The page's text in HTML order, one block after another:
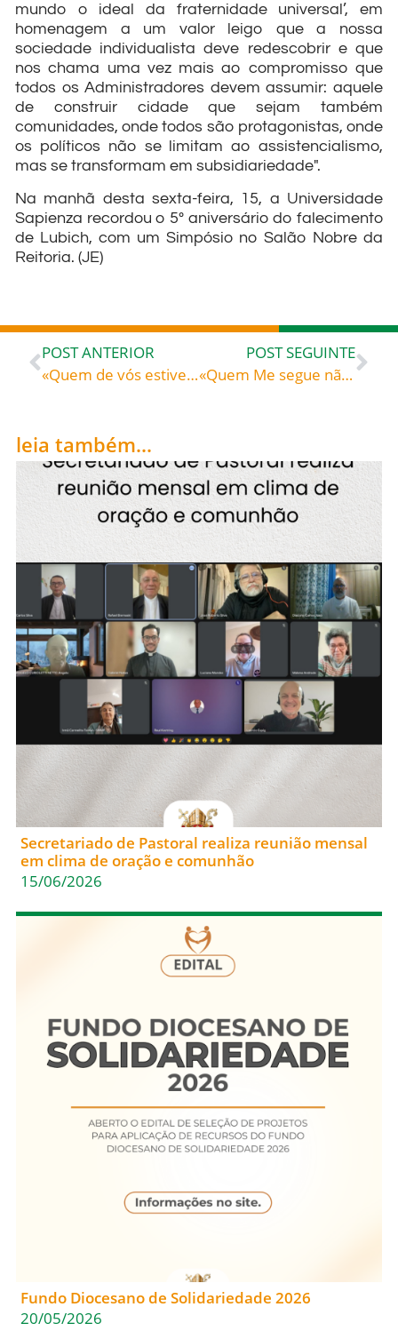
mundo o ideal da fraternidade universal’, em
homenagem a um valor leigo que a nossa
sociedade individualista deve redescobrir e que
nos chama uma vez mais ao compromisso que
todos os Administradores devem assumir: aquele
de construir cidade que sejam também
comunidades, onde todos são protagonistas, onde
os políticos não se limitam ao assistencialismo,
mas se transformam em subsidiariedade".
Na manhã desta sexta-feira, 15, a Universidade
Sapienza recordou o 5º aniversário do falecimento
de Lubich, com um Simpósio no Salão Nobre da
Reitoria. (JE)
POST ANTERIOR
«Quem de vós estiver sem pecado atire-lhe a primeira pedra» – Beato João Paulo II (1920-2005), papa
POST SEGUINTE
«Quem Me segue não andará nas trevas, mas terá a luz da vida» – Santo Agostinho (354-430), bispo de Hipona (Norte de África), doutor da Igreja
leia também...
Secretariado de Pastoral realiza reunião mensal
em clima de oração e comunhão
15/06/2026
Fundo Diocesano de Solidariedade 2026
20/05/2026